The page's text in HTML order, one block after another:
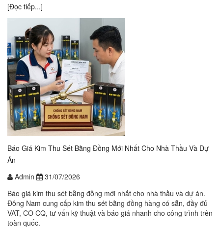
[Đọc tiếp...]
Báo Giá Kim Thu Sét Bằng Đồng Mới Nhất Cho Nhà Thầu Và Dự
Án
Admin
31/07/2026
Báo giá kim thu sét bằng đồng mới nhất cho nhà thầu và dự án.
Đông Nam cung cấp kim thu sét bằng đồng hàng có sẵn, đầy đủ
VAT, CO CQ, tư vấn kỹ thuật và báo giá nhanh cho công trình trên
toàn quốc.